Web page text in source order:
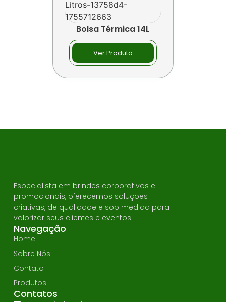
Bolsa Térmica 14L
Ver Produto
Especialista em brindes corporativos e
promocionais, oferecemos soluções
criativas, de qualidade e sob medida para
valorizar seus clientes e eventos.
Navegação
Home
Sobre Nós
Contato
Produtos
Contatos